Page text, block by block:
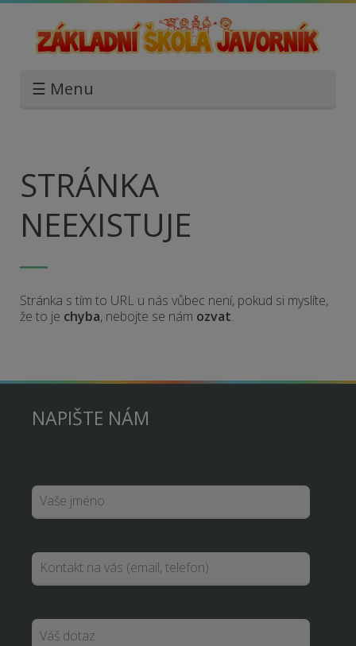
☰ Menu
STRÁNKA
NEEXISTUJE
Stránka s tím to URL u nás vůbec není, pokud si myslíte,
že to je chyba, nebojte se nám ozvat.
NAPIŠTE NÁM